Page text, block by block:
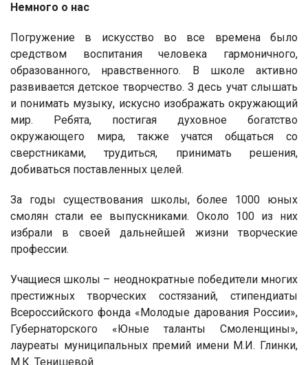
Немного о нас
Погружение в искусство во все времена было
средством воспитания человека гармоничного,
образованного, нравственного. В школе активно
развивается детское творчество. З десь учат слышать
и понимать музыку, искусно изображать окружающий
мир. Ребята, постигая духовное богатство
окружающего мира, также учатся общаться со
сверстниками, трудиться, принимать решения,
добиваться поставленных целей.
За годы существования школы, более 1000 юных
смолян стали ее выпускниками. Около 100 из них
избрали в своей дальнейшей жизни творческие
профессии.
Учащиеся школы – неоднократные победители многих
престижных творческих состязаний, стипендиаты
Всероссийского фонда «Молодые дарования России»,
Губернаторского «Юные таланты Смоленщины»,
лауреаты муниципальных премий имени М.И. Глинки,
М.К. Тенишевой.